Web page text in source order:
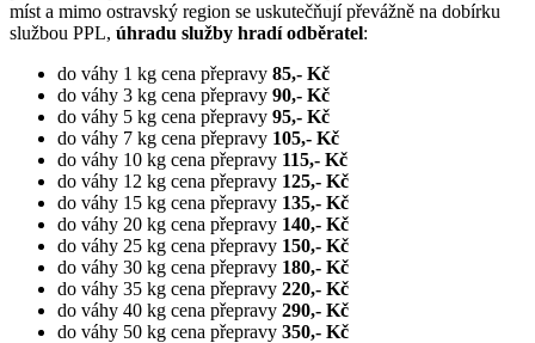
míst a mimo ostravský region se uskutečňují převážně na dobírku
službou PPL, úhradu služby hradí odběratel:
do váhy 1 kg cena přepravy 85,- Kč
do váhy 3 kg cena přepravy 90,- Kč
do váhy 5 kg cena přepravy 95,- Kč
do váhy 7 kg cena přepravy 105,- Kč
do váhy 10 kg cena přepravy 115,- Kč
do váhy 12 kg cena přepravy 125,- Kč
do váhy 15 kg cena přepravy 135,- Kč
do váhy 20 kg cena přepravy 140,- Kč
do váhy 25 kg cena přepravy 150,- Kč
do váhy 30 kg cena přepravy 180,- Kč
do váhy 35 kg cena přepravy 220,- Kč
do váhy 40 kg cena přepravy 290,- Kč
do váhy 50 kg cena přepravy 350,- Kč